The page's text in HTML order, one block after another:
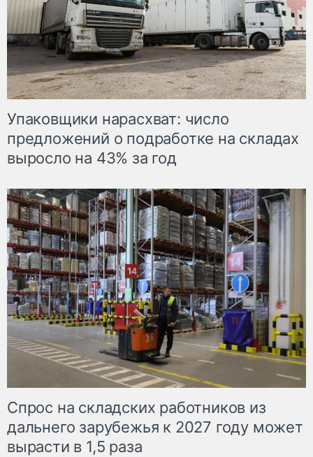
Упаковщики нарасхват: число
предложений о подработке на складах
выросло на 43% за год
Спрос на складских работников из
дальнего зарубежья к 2027 году может
вырасти в 1,5 раза